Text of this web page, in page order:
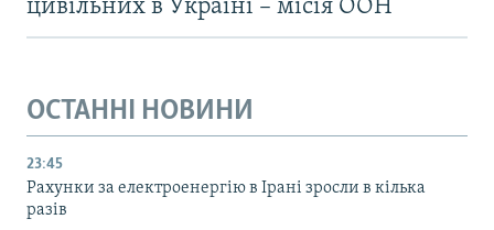
цивільних в Україні – місія ООН
ОСТАННІ НОВИНИ
23:45
Рахунки за електроенергію в Ірані зросли в кілька
разів